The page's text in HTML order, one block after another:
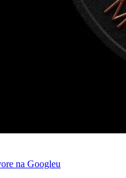
na Googleu